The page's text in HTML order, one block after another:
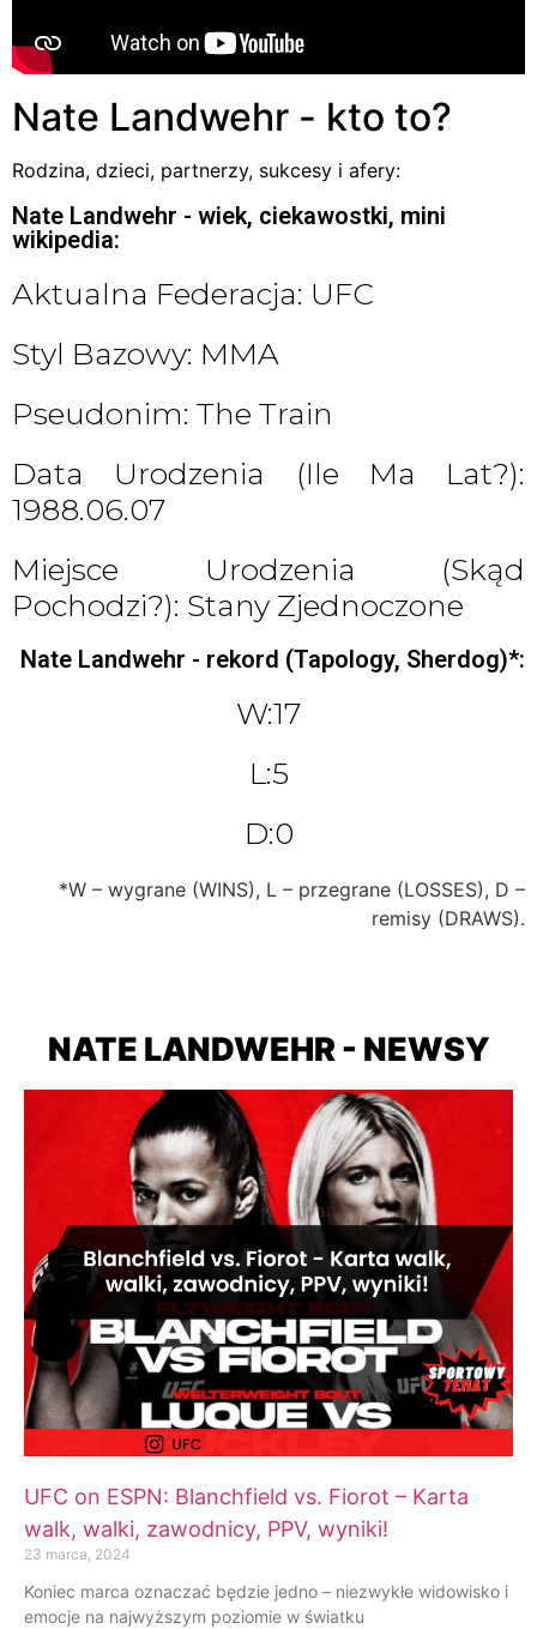
Nate Landwehr - kto to?
Rodzina, dzieci, partnerzy, sukcesy i afery:
Nate Landwehr - wiek, ciekawostki, mini
wikipedia:
Aktualna Federacja: UFC
Styl Bazowy: MMA
Pseudonim: The Train
Data Urodzenia (ile Ma Lat?):
1988.06.07
Miejsce Urodzenia (skąd
Pochodzi?): Stany Zjednoczone
Nate Landwehr - rekord (Tapology, Sherdog)*:
W:17
L:5
D:0
*W – wygrane (WINS), L – przegrane (LOSSES), D –
remisy (DRAWS).
NATE LANDWEHR - NEWSY
UFC on ESPN: Blanchfield vs. Fiorot – Karta
walk, walki, zawodnicy, PPV, wyniki!
23 marca, 2024
Koniec marca oznaczać będzie jedno – niezwykłe widowisko i
emocje na najwyższym poziomie w światku